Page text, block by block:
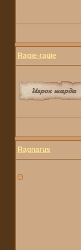
Ragie-ragie
Ragnarus